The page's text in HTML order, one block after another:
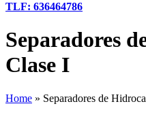
TLF: 636464786
Separadores
Clase I
Home » Separadores de